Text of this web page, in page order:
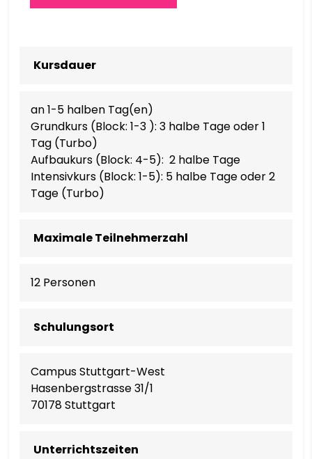
CYMRAEG
ISIXHOSA
YORÙBÁ
Kursdauer
an 1-5 halben Tag(en)
Grundkurs (Block: 1-3 ): 3 halbe Tage oder 1
Tag (Turbo)
Aufbaukurs (Block: 4-5): 2 halbe Tage
Intensivkurs (Block: 1-5): 5 halbe Tage oder 2
Tage (Turbo)
Maximale Teilnehmerzahl
12 Personen
Schulungsort
Campus Stuttgart-West
Hasenbergstrasse 31/1
70178 Stuttgart
Unterrichtszeiten